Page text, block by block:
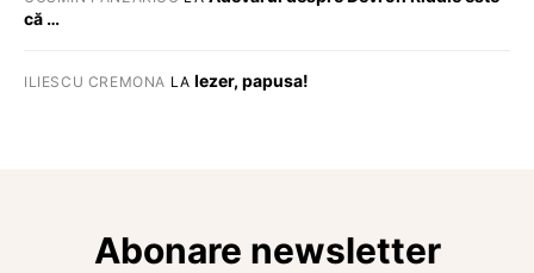
că …
ILIESCU CREMONA LAIezer, papusa!
Abonare newsletter